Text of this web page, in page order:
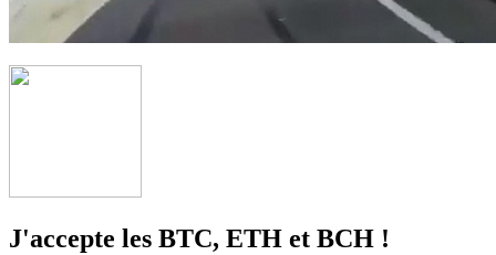
J'accepte les BTC, ETH et BCH !